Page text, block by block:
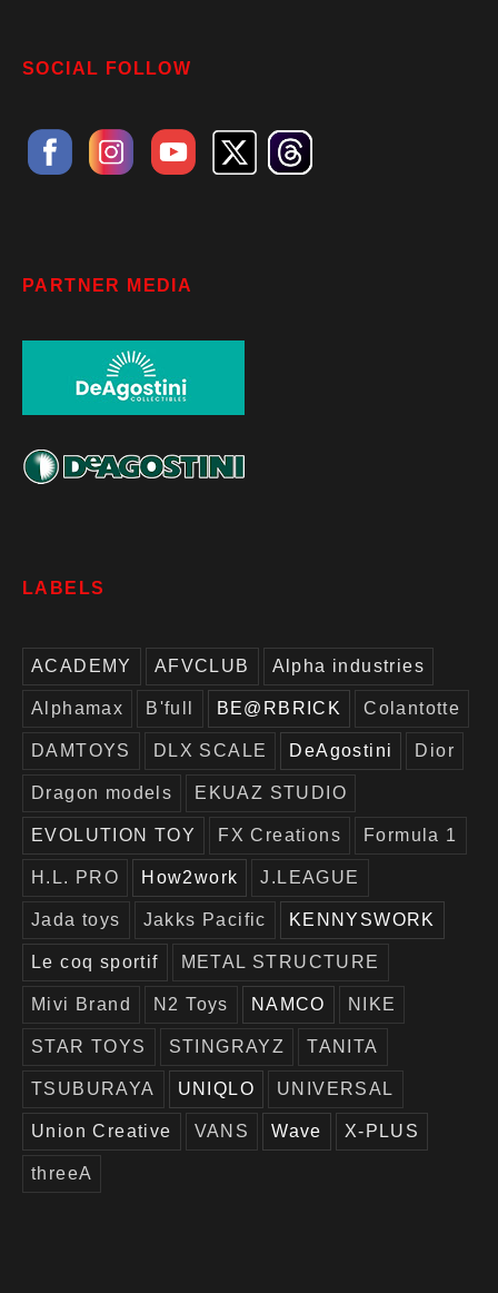
SOCIAL FOLLOW
PARTNER MEDIA
LABELS
ACADEMY AFVCLUB Alpha industries
Alphamax B'full BE@RBRICK Colantotte
DAMTOYS DLX SCALE DeAgostini Dior
Dragon models EKUAZ STUDIO
EVOLUTION TOY FX Creations Formula 1
H.L. PRO How2work J.LEAGUE
Jada toys Jakks Pacific KENNYSWORK
Le coq sportif METAL STRUCTURE
Mivi Brand N2 Toys NAMCO NIKE
STAR TOYS STINGRAYZ TANITA
TSUBURAYA UNIQLO UNIVERSAL
Union Creative VANS Wave X-PLUS
threeA